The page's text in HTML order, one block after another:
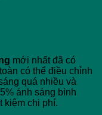
mới nhất đã có
có thể điều chỉnh
quá nhiều và
ánh sáng bình
kiệm chi phí.